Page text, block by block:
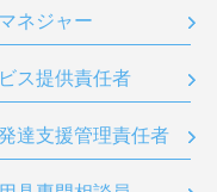
ネジャー
ス提供責任者
達支援管理責任者